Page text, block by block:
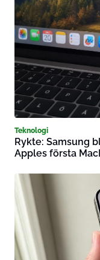
Teknologi
Rykte: Samsung
Apples första